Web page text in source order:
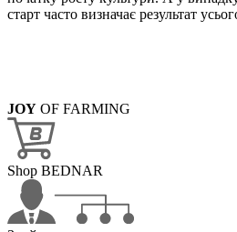
старт часто визначає результат
JOY OF FARMING
Shop BEDNAR